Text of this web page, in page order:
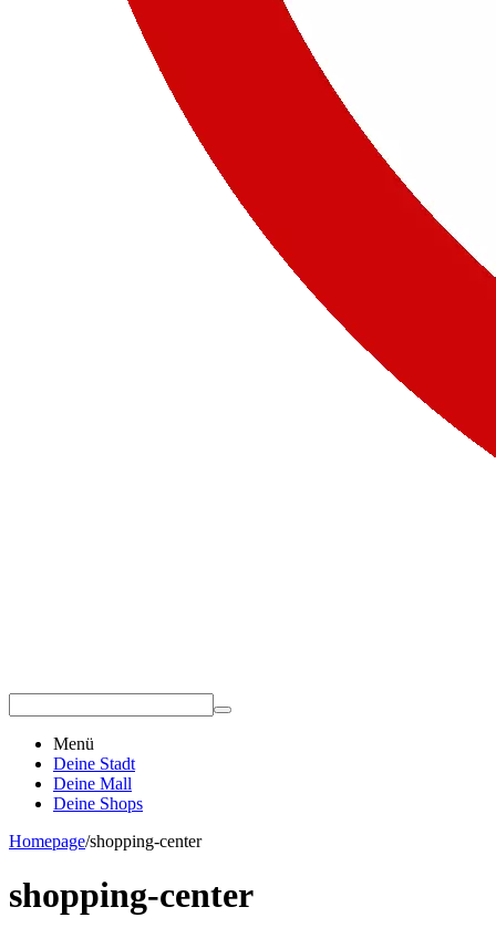
Menü
Deine Stadt
Deine Mall
Deine Shops
Homepage/shopping-center
shopping-center